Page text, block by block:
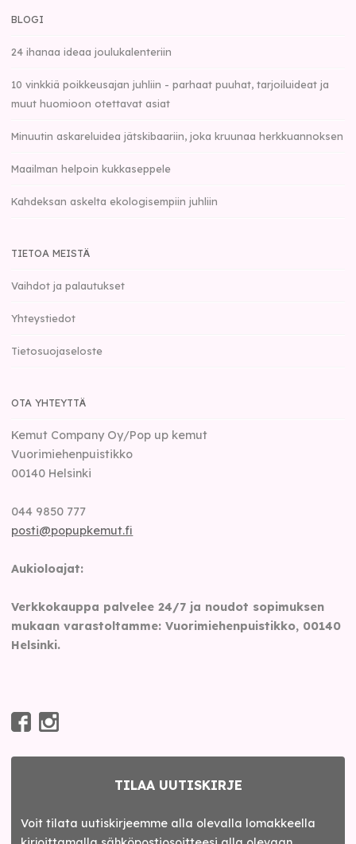
BLOGI
24 ihanaa ideaa joulukalenteriin
10 vinkkiä poikkeusajan juhliin - parhaat puuhat, tarjoiluideat ja
muut huomioon otettavat asiat
Minuutin askareluidea jätskibaariin, joka kruunaa herkkuannoksen
Maailman helpoin kukkaseppele
Kahdeksan askelta ekologisempiin juhliin
TIETOA MEISTÄ
Vaihdot ja palautukset
Yhteystiedot
Tietosuojaseloste
OTA YHTEYTTÄ
Kemut Company Oy/Pop up kemut
Vuorimiehenpuistikko
00140 Helsinki
044 9850 777
posti@popupkemut.fi
Aukioloajat:
Verkkokauppa palvelee 24/7 ja noudot sopimuksen
mukaan varastoltamme: Vuorimiehenpuistikko, 00140
Helsinki.
TILAA UUTISKIRJE
Voit tilata uutiskirjeemme alla olevalla lomakkeella